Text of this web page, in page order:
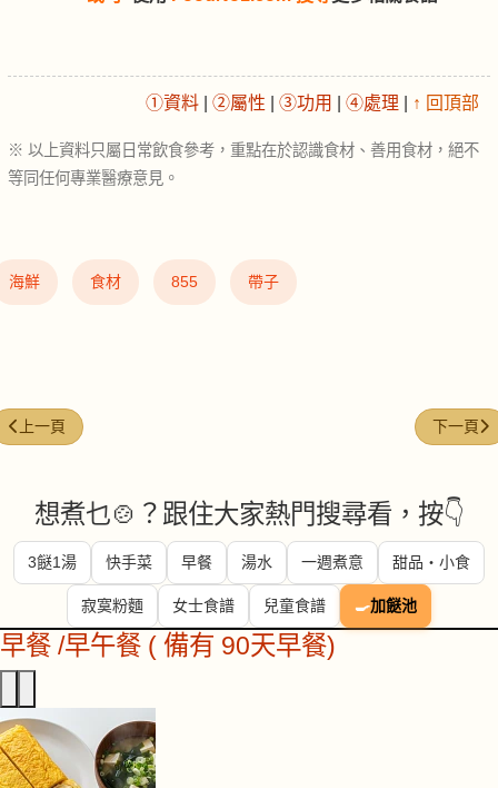
①資料 ②屬性 ③功用 ④處理 ↑ 回頂部
※ 以上資料只屬日常飲食參考，重點在於認識食材、善用食材，絕不
等同任何專業醫療意見。
海鮮 食材 855 帶子
上一篇文章: 八角 (Star Anise)
上一頁 下一篇
下一頁
想煮乜🍲？跟住大家熱門搜尋看，按👇
3餸1湯 快手菜 早餐 湯水 一週煮意 甜品・小食
寂寞粉麵 女士食譜 兒童食譜 🍳加餸池
早餐 /早午餐 ( 備有 90天早餐)